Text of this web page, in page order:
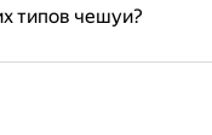
типов чешуи?